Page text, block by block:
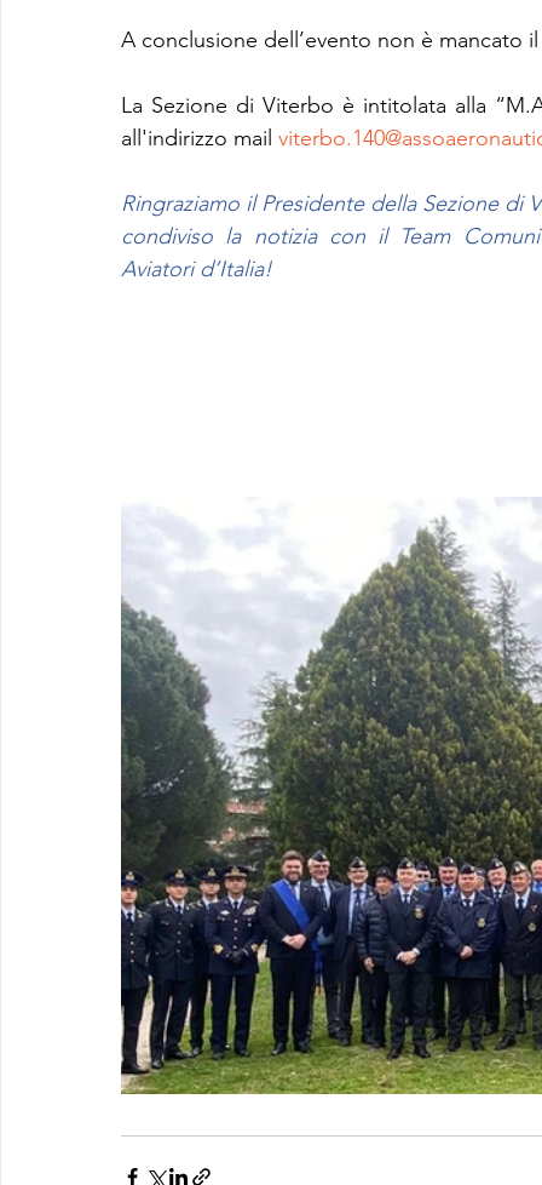
A conclusione dell’evento non è mancato
La Sezione di Viterbo è intitolata alla
all'indirizzo mail
Ringraziamo il Presidente della Sezione di
condiviso la notizia con il Team
Aviatori d’Italia!